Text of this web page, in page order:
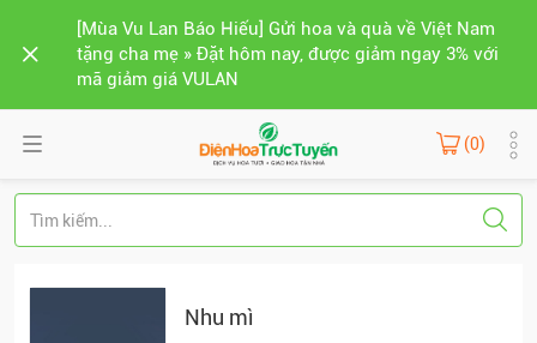
[Mùa Vu Lan Báo Hiếu] Gửi hoa và quà về Việt Nam
tặng cha mẹ » Đặt hôm nay, được giảm ngay 3% với
mã giảm giá VULAN
(0)
Nhu mì